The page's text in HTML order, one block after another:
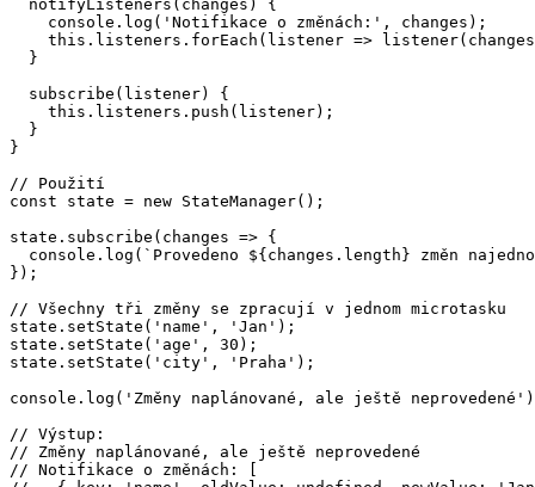
  notifyListeners(changes) {
    console.log('Notifikace o změnách:', changes);
this.listeners.forEach(listener =>
  }
  subscribe(listener) {
    this.listeners.push(listener);
  }
}
// Použití
const state = new StateManager();
state.subscribe(changes => {
console.log(`Provedeno ${changes.length} změn
});
// Všechny tři změny se zpracují v jednom microtasku
state.setState('name', 'Jan');
state.setState('age', 30);
state.setState('city', 'Praha');
console.log('Změny naplánované, ale ještě
// Výstup:
// Změny naplánované, ale ještě neprovedené
// Notifikace o změnách: [